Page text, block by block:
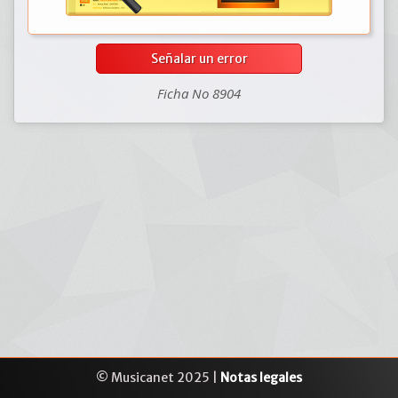
Señalar un error
Ficha No 8904
© Musicanet 2025 | Notas legales